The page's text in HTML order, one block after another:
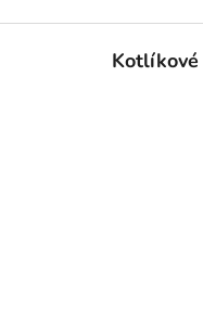
Kotlíkové